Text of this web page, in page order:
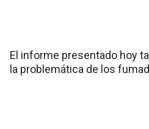
El informe presentado hoy
la problemática de los